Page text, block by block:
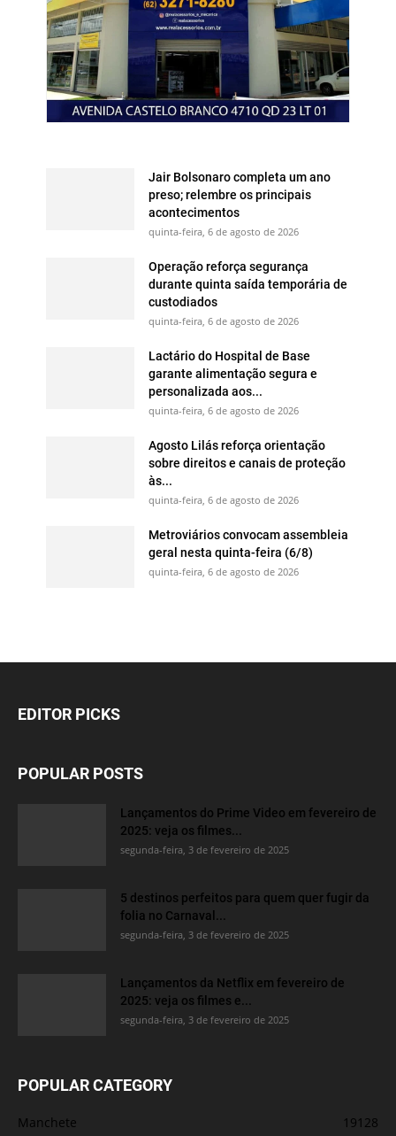
Jair Bolsonaro completa um ano
preso; relembre os principais
acontecimentos
quinta-feira, 6 de agosto de 2026
Operação reforça segurança
durante quinta saída temporária de
custodiados
quinta-feira, 6 de agosto de 2026
Lactário do Hospital de Base
garante alimentação segura e
personalizada aos...
quinta-feira, 6 de agosto de 2026
Agosto Lilás reforça orientação
sobre direitos e canais de proteção
às...
quinta-feira, 6 de agosto de 2026
Metroviários convocam assembleia
geral nesta quinta-feira (6/8)
quinta-feira, 6 de agosto de 2026
EDITOR PICKS
POPULAR POSTS
Lançamentos do Prime Video em fevereiro de
2025: veja os filmes...
segunda-feira, 3 de fevereiro de 2025
5 destinos perfeitos para quem quer fugir da
folia no Carnaval...
segunda-feira, 3 de fevereiro de 2025
Lançamentos da Netflix em fevereiro de
2025: veja os filmes e...
segunda-feira, 3 de fevereiro de 2025
POPULAR CATEGORY
Manchete
19128